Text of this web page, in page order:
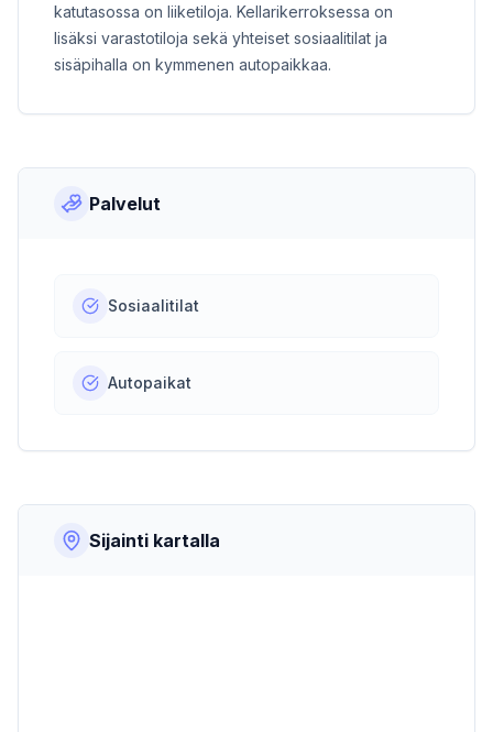
katutasossa on liiketiloja. Kellarikerroksessa on
lisäksi varastotiloja sekä yhteiset sosiaalitilat ja
sisäpihalla on kymmenen autopaikkaa.
Palvelut
Sosiaalitilat
Autopaikat
Sijainti kartalla